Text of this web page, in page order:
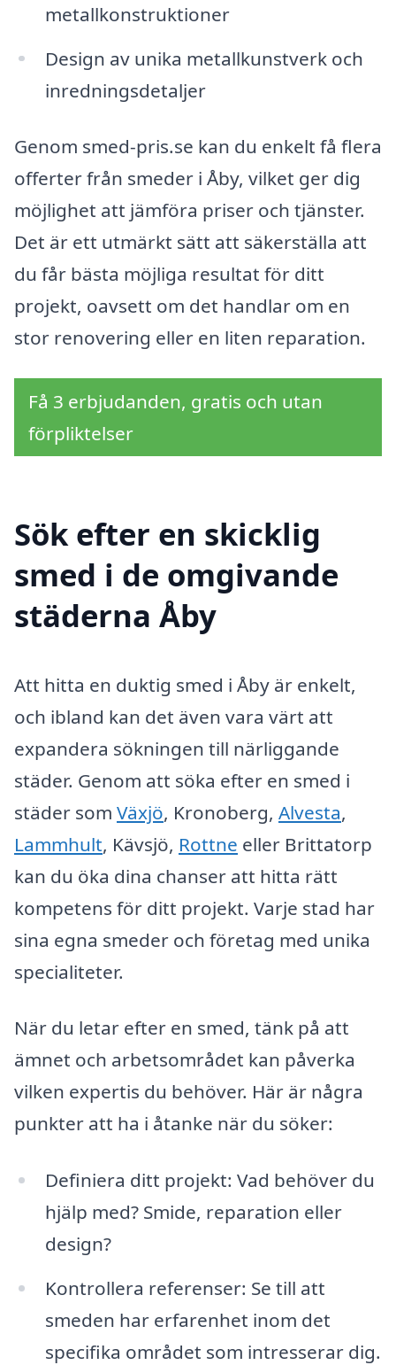
metallkonstruktioner
Design av unika metallkunstverk och
inredningsdetaljer
Genom smed-pris.se kan du enkelt få flera
offerter från smeder i Åby, vilket ger dig
möjlighet att jämföra priser och tjänster.
Det är ett utmärkt sätt att säkerställa att
du får bästa möjliga resultat för ditt
projekt, oavsett om det handlar om en
stor renovering eller en liten reparation.
Få 3 erbjudanden, gratis och utan
förpliktelser
Sök efter en skicklig
smed i de omgivande
städerna Åby
Att hitta en duktig smed i Åby är enkelt,
och ibland kan det även vara värt att
expandera sökningen till närliggande
städer. Genom att söka efter en smed i
städer som Växjö, Kronoberg, Alvesta,
Lammhult, Kävsjö, Rottne eller Brittatorp
kan du öka dina chanser att hitta rätt
kompetens för ditt projekt. Varje stad har
sina egna smeder och företag med unika
specialiteter.
När du letar efter en smed, tänk på att
ämnet och arbetsområdet kan påverka
vilken expertis du behöver. Här är några
punkter att ha i åtanke när du söker:
Definiera ditt projekt: Vad behöver du
hjälp med? Smide, reparation eller
design?
Kontrollera referenser: Se till att
smeden har erfarenhet inom det
specifika området som intresserar dig.